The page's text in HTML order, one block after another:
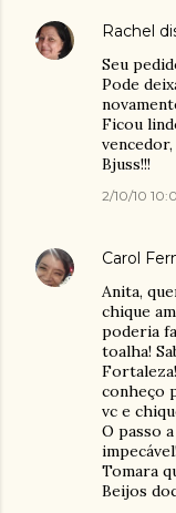
Rachel
Seu
Pode
Ficou
Bjuss!!!
2/10/10
Carol
Anita,
chique
poderia
toalha!
conheço
vc e
O passo
Tomara
Beijos